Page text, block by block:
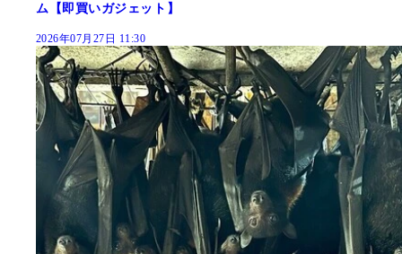
ム【即買いガジェット】
2026年07月27日 11:30